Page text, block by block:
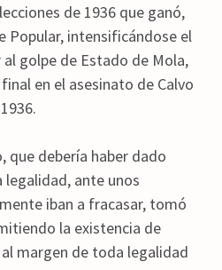
de 1936 que ganó,
Popular, intensificándose el
golpe de Estado de Mola,
en el asesinato de Calvo
que debería haber dado
legalidad, ante unos
iban a fracasar, tomó
la existencia de
margen de toda legalidad